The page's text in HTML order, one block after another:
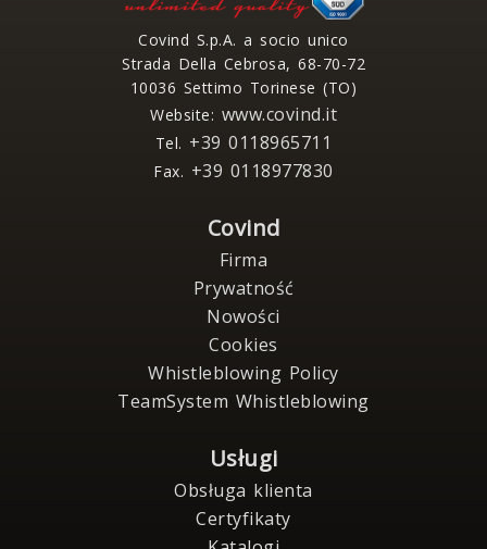
Covind S.p.A. a socio unico
Strada Della Cebrosa, 68-70-72
10036 Settimo Torinese (TO)
Website: www.covind.it
Tel. +39 0118965711
Fax. +39 0118977830
Covind
Firma
Prywatność
Nowości
Cookies
Whistleblowing Policy
TeamSystem Whistleblowing
Usługi
Obsługa klienta
Certyfikaty